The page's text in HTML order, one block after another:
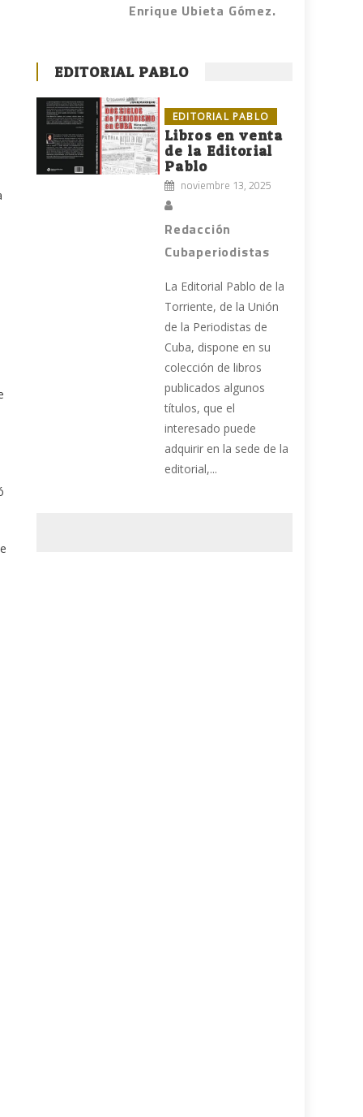
Enrique Ubieta Gómez.
EDITORIAL PABLO
EDITORIAL PABLO
Libros en venta
de la Editorial
Pablo
noviembre 13, 2025
Redacción
Cubaperiodistas
La Editorial Pablo de la
Torriente, de la Unión
de la Periodistas de
Cuba, dispone en su
colección de libros
publicados algunos
títulos, que el
interesado puede
adquirir en la sede de la
editorial,...